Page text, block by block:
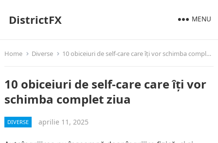
DistrictFX MENU
Home Diverse 10 obiceiuri de self-care care îți vor schimba complet ziua
10 obiceiuri de self-care care îți vor
schimba complet ziua
DIVERSE aprilie 11, 2025